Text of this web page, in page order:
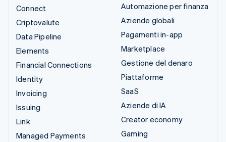
Connect
Criptovalute
Data Pipeline
Elements
Financial Connections
Identity
Invoicing
Issuing
Link
Managed Payments
Automazione per finanza
Aziende globali
Pagamenti in-app
Marketplace
Gestione del denaro
Piattaforme
SaaS
Aziende di IA
Creator economy
Gaming